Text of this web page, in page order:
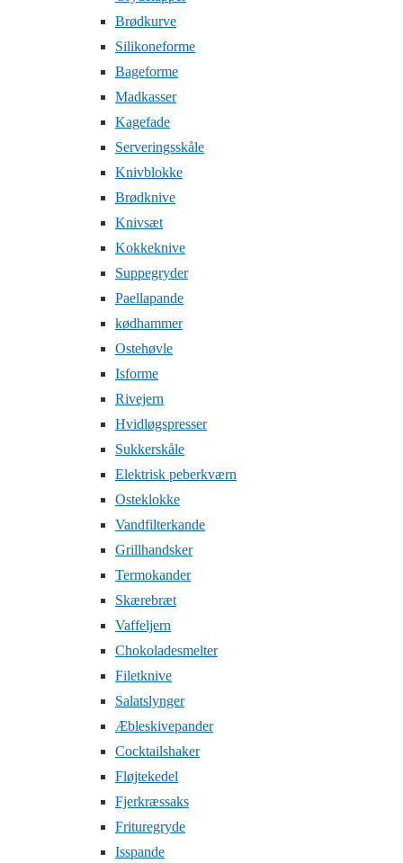
Brødkurve
Silikoneforme
Bageforme
Madkasser
Kagefade
Serveringsskåle
Knivblokke
Brødknive
Knivsæt
Kokkeknive
Suppegryder
Paellapande
kødhammer
Ostehøvle
Isforme
Rivejern
Hvidløgspresser
Sukkerskåle
Elektrisk peberkværn
Osteklokke
Vandfilterkande
Grillhandsker
Termokander
Skærebræt
Vaffeljern
Chokoladesmelter
Filetknive
Salatslynger
Æbleskivepander
Cocktailshaker
Fløjtekedel
Fjerkræssaks
Frituregryde
Isspande